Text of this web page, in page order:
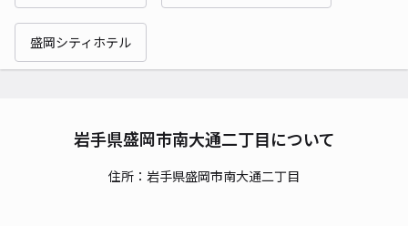
盛岡シティホテル
岩手県盛岡市南大通二丁目について
住所：岩手県盛岡市南大通二丁目